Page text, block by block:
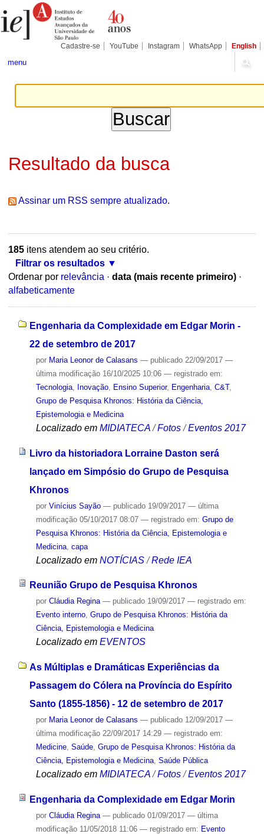
para
conteúdo.
Pessoais
Cadastre-se YouTube Instagram WhatsApp English
menu
Resultado da busca
Assinar um RSS sempre atualizado.
185itens atendem ao seu critério.
Filtrar os resultados
Ordenar por relevância · data (mais recente primeiro) ·
alfabeticamente
Engenharia da Complexidade em Edgar Morin -
22 de setembro de 2017
por Maria Leonor de Calasans — publicado22/09/2017 —
última modificação16/10/2025 10:06 — registrado em:
Tecnologia, Inovação, Ensino Superior, Engenharia, C&T,
Grupo de Pesquisa Khronos: História da Ciência,
Epistemologia e Medicina
Localizado em MIDIATECA /Fotos /Eventos 2017
Livro da historiadora Lorraine Daston será
lançado em Simpósio do Grupo de Pesquisa
Khronos
por Vinícius Sayão — publicado19/09/2017 — última
modificação05/10/2017 08:07 — registrado em: Grupo de
Pesquisa Khronos: História da Ciência, Epistemologia e
Medicina, capa
Localizado em NOTÍCIAS /Rede IEA
Reunião Grupo de Pesquisa Khronos
por Cláudia Regina — publicado19/09/2017 — registrado em:
Evento interno, Grupo de Pesquisa Khronos: História da
Ciência, Epistemologia e Medicina
Localizado em EVENTOS
As Múltiplas e Dramáticas Experiências da
Passagem do Cólera na Província do Espírito
Santo (1855-1856) - 12 de setembro de 2017
por Maria Leonor de Calasans — publicado12/09/2017 —
última modificação22/09/2017 14:29 — registrado em:
Medicine, Saúde, Grupo de Pesquisa Khronos: História da
Ciência, Epistemologia e Medicina, Saúde Pública
Localizado em MIDIATECA /Fotos /Eventos 2017
Engenharia da Complexidade em Edgar Morin
por Cláudia Regina — publicado01/09/2017 — última
modificação11/05/2018 11:06 — registrado em: Evento